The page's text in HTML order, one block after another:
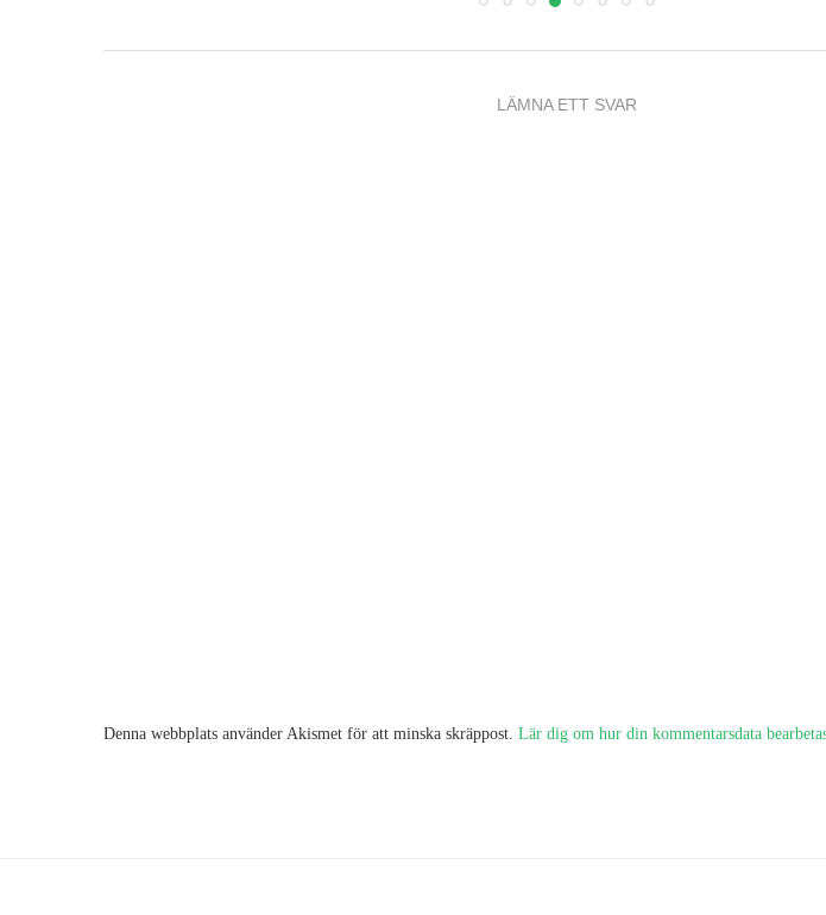
LÄMNA ETT SVAR
Denna webbplats använder Akismet för att minska skräppost. Lär dig om hur din kommentarsdata